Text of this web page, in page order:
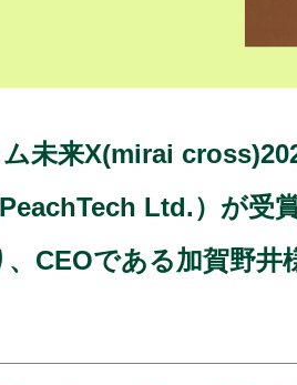
未来X(mirai
Ltd.） が受賞
CEOである加賀野